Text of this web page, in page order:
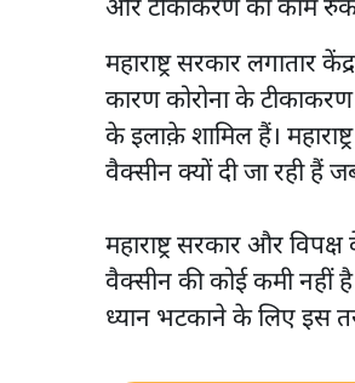
और टीकाकरण का काम
महाराष्ट्र सरकार
कारण कोरोना के
के इलाक़े शामिल हैं।
वैक्सीन क्यों दी जा रही हैं
महाराष्ट्र सरकार और
वैक्सीन की कोई कमी नहीं
ध्यान भटकाने के लिए इस